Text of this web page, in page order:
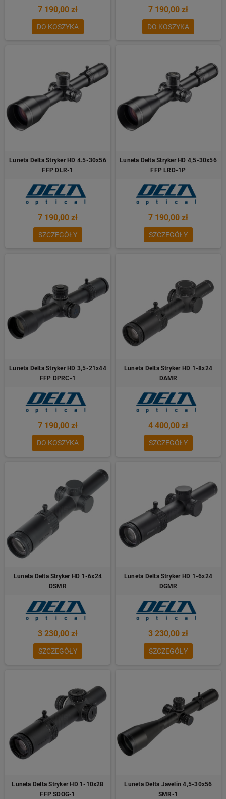
7 190,00 zł
DO KOSZYKA
7 190,00 zł
DO KOSZYKA
Luneta Delta Stryker HD 4.5-30x56
FFP DLR-1
7 190,00 zł
SZCZEGÓŁY
Luneta Delta Stryker HD 4,5-30x56
FFP LRD-1P
7 190,00 zł
SZCZEGÓŁY
Luneta Delta Stryker HD 3,5-21x44
FFP DPRC-1
7 190,00 zł
DO KOSZYKA
Luneta Delta Stryker HD 1-8x24
DAMR
4 400,00 zł
SZCZEGÓŁY
Luneta Delta Stryker HD 1-6x24
DSMR
3 230,00 zł
SZCZEGÓŁY
Luneta Delta Stryker HD 1-6x24
DGMR
3 230,00 zł
SZCZEGÓŁY
Luneta Delta Stryker HD 1-10x28
FFP SDOG-1
Luneta Delta Javelin 4,5-30x56
SMR-1